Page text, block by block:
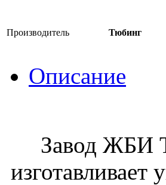
Производитель Тюбинг
Описание
Завод ЖБИ